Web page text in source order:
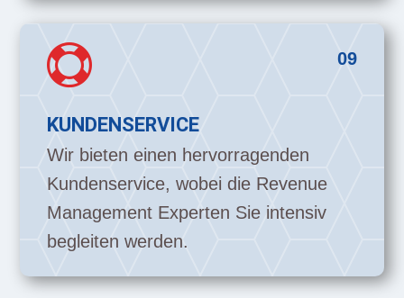
09

KUNDENSERVICE
Wir bieten einen hervorragenden
Kundenservice, wobei die Revenue
Management Experten Sie intensiv
begleiten werden.